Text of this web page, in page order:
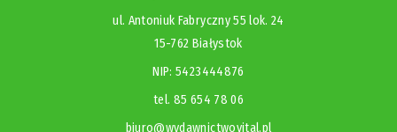
ul. Antoniuk Fabryczny 55 lok. 24
15-762 Białystok
NIP: 5423444876
tel. 85 654 78 06
biuro@wydawnictwovital.pl